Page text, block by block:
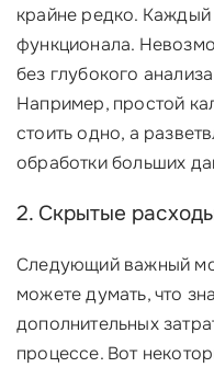
крайне редко.
функционала.
без глубокого
Например, простой
стоить одно, а
обработки больших
2. Скрытые
Следующий важный
можете думать, что
дополнительных
процессе. Вот